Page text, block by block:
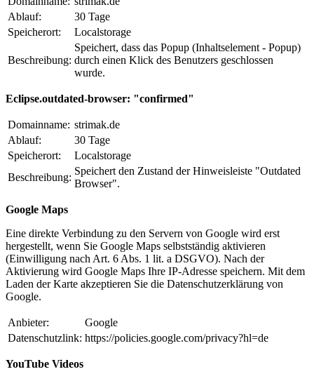
Ablauf:
30 Tage
Speicherort:
Localstorage
Beschreibung:
Speichert, dass das Popup (Inhaltselement - Popup)
durch einen Klick des Benutzers geschlossen
wurde.
Eclipse.outdated-browser: "confirmed"
Domainname: strimak.de
Ablauf:
30 Tage
Speicherort:
Localstorage
Beschreibung:
Speichert den Zustand der Hinweisleiste "Outdated
Browser".
Google Maps
Eine direkte Verbindung zu den Servern von Google wird erst
hergestellt, wenn Sie Google Maps selbstständig aktivieren
(Einwilligung nach Art. 6 Abs. 1 lit. a DSGVO). Nach der
Aktivierung wird Google Maps Ihre IP-Adresse speichern. Mit dem
Laden der Karte akzeptieren Sie die Datenschutzerklärung von
Google.
Anbieter:
Google
Datenschutzlink: https://policies.google.com/privacy?hl=de
YouTube Videos